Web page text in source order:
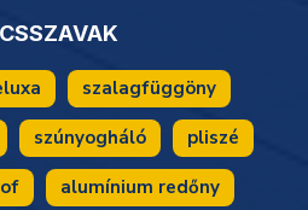
szalagfüggöny
szúnyogháló pliszé
alumínium redőny